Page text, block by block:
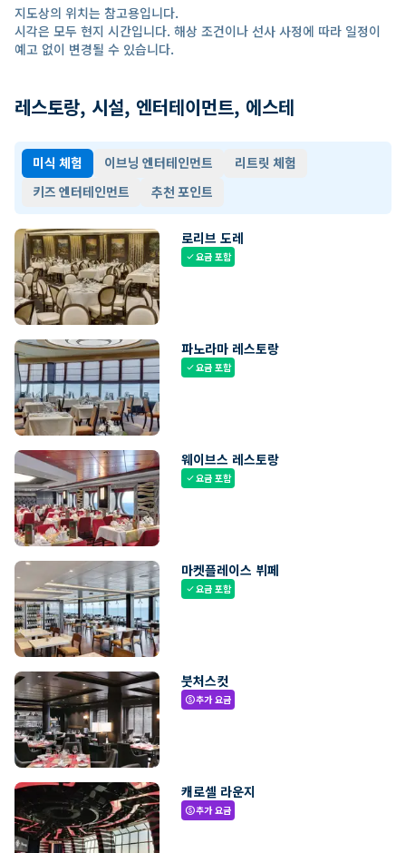
지도상의 위치는 참고용입니다.
시각은 모두 현지 시간입니다. 해상 조건이나 선사 사정에 따라 일정이
예고 없이 변경될 수 있습니다.
레스토랑, 시설, 엔터테이먼트, 에스테
미식 체험 이브닝 엔터테인먼트
리트릿 체험
키즈 엔터테인먼트
추천 포인트
로리브 도레
check요금 포함
파노라마 레스토랑
check요금 포함
웨이브스 레스토랑
check요금 포함
마켓플레이스 뷔페
check요금 포함
붓처스컷
paid추가 요금
캐로셀 라운지
paid추가 요금